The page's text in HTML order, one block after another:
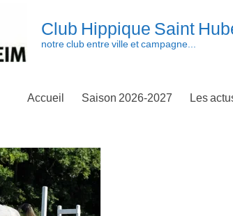
Club Hippique Saint
notre club entre ville et campagne...
Accueil Saison 2026-2027 Les